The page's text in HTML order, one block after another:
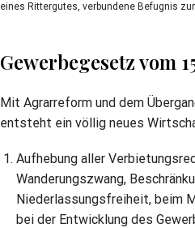
eines Rittergutes, verbundene Befugnis
Gewerbegesetz vom
Mit Agrarreform und dem
entsteht ein völlig neues
Aufhebung aller
Wanderungszwang,
Niederlassungsfreiheit, beim
bei der Entwicklung des